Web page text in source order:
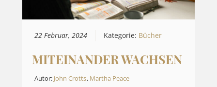
22 Februar, 2024 Kategorie: Bücher
MITEINANDER WACHSEN
Autor: John Crotts, Martha Peace